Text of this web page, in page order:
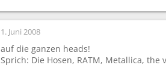
1. Juni 2008
auf die ganzen heads!
Sprich: Die Hosen, RATM, Metallica, the